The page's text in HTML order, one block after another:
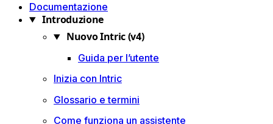
Documentazione
Introduzione
Nuovo Intric (v4)
Guida per l’utente
Inizia con Intric
Glossario e termini
Come funziona un assistente